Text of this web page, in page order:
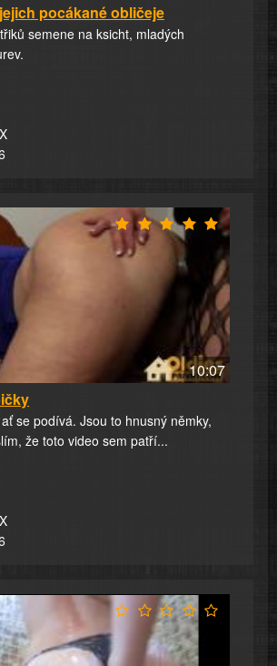
pocákané obličeje
semene na ksicht, mladých
10:07
se podívá. Jsou to hnusný němky,
že toto video sem patří...